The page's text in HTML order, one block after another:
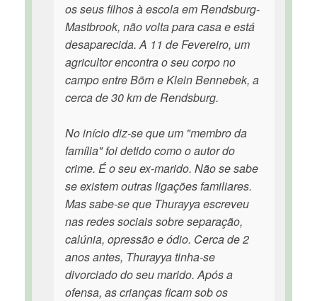
os seus filhos à escola em Rendsburg-
Mastbrook, não volta para casa e está
desaparecida. A 11 de Fevereiro, um
agricultor encontra o seu corpo no
campo entre Börn e Klein Bennebek, a
cerca de 30 km de Rendsburg.
No início diz-se que um "membro da
família" foi detido como o autor do
crime. É o seu ex-marido. Não se sabe
se existem outras ligações familiares.
Mas sabe-se que Thurayya escreveu
nas redes sociais sobre separação,
calúnia, opressão e ódio. Cerca de 2
anos antes, Thurayya tinha-se
divorciado do seu marido. Após a
ofensa, as crianças ficam sob os